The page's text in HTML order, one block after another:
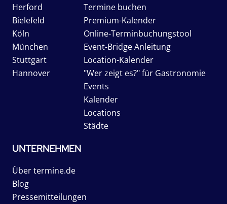
Herford
Bielefeld
Köln
München
Stuttgart
Hannover
Termine buchen
Premium-Kalender
Online-Terminbuchungstool
Event-Bridge Anleitung
Location-Kalender
"Wer zeigt es?" für Gastronomie
Events
Kalender
Locations
Städte
UNTERNEHMEN
Über termine.de
Blog
Pressemitteilungen